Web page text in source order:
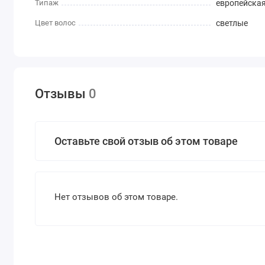
Типаж европейская
Цвет волос светлые
Отзывы 0
Оставьте свой отзыв об этом товаре
Нет отзывов об этом товаре.